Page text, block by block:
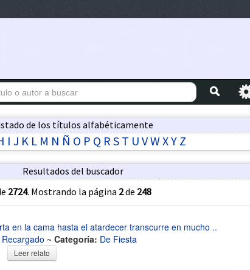
de los títulos alfabéticamente
I J K L M N Ñ O P Q R S T U VWXY Z
Resultados del buscador
2724. Mostrando la página 2de 248
en la cama hasta el atardecer transcurre en mucho ..
~ Categoría: De Fiesta
Leer relato